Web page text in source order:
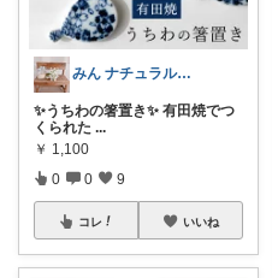
みん ナチュラル✨♡*:.｡.
✨うちわの箸置き✨ 有田焼でつ
くられた ...
￥ 1,100
0 0 9
コレ いいね